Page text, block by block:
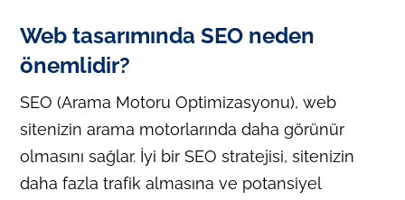
Web tasarımında SEO neden
önemlidir?
SEO (Arama Motoru Optimizasyonu), web
sitenizin arama motorlarında daha görünür
olmasını sağlar. İyi bir SEO stratejisi, sitenizin
daha fazla trafik almasına ve potansiyel